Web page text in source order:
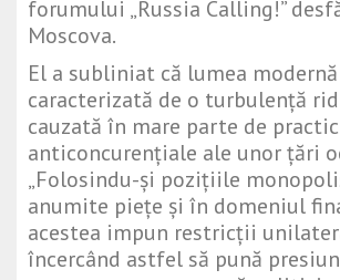
forumului „Russia Calling!”
Moscova.
El a subliniat că lumea
caracterizată de o turbulență
cauzată în mare parte de
anticoncurențiale ale unor țări
„Folosindu-și pozițiile
anumite piețe și în domeniul
acestea impun restricții
încercând astfel să pună